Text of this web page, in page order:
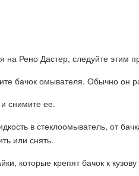
на Рено Дастер, следуйте этим
бачок омывателя. Обычно он
снимите ее.
в стеклоомыватель, от
или снять.
которые крепят бачок к